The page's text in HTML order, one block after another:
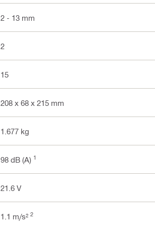
2 - 13 mm
2
15
208 x 68 x 215 mm
1.677 kg
98 dB (A) 1
21.6 V
1.1 m/s² 2